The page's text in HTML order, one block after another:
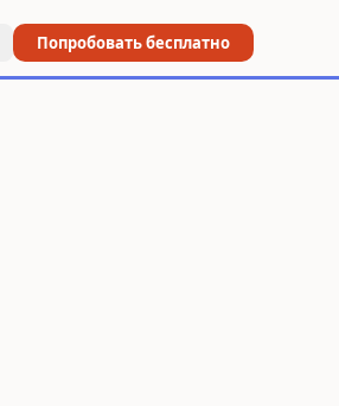
Попробовать бесплатно